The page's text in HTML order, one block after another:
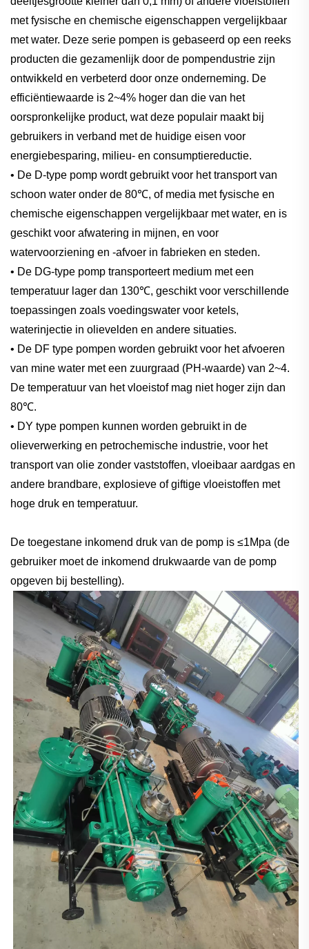
met fysische en chemische eigenschappen vergelijkbaar
met water. Deze serie pompen is gebaseerd op een reeks
producten die gezamenlijk door de pompendustrie zijn
ontwikkeld en verbeterd door onze onderneming. De
efficiëntiewaarde is 2~4% hoger dan die van het
oorspronkelijke product, wat deze populair maakt bij
gebruikers in verband met de huidige eisen voor
energiebesparing, milieu- en consumptiereductie.
• De D-type pomp wordt gebruikt voor het transport van
schoon water onder de 80℃, of media met fysische en
chemische eigenschappen vergelijkbaar met water, en is
geschikt voor afwatering in mijnen, en voor
watervoorziening en -afvoer in fabrieken en steden.
• De DG-type pomp transporteert medium met een
temperatuur lager dan 130℃, geschikt voor verschillende
toepassingen zoals voedingswater voor ketels,
waterinjectie in olievelden en andere situaties.
• De DF type pompen worden gebruikt voor het afvoeren
van mine water met een zuurgraad (PH-waarde) van 2~4.
De temperatuur van het vloeistof mag niet hoger zijn dan
80℃.
• DY type pompen kunnen worden gebruikt in de
olieverwerking en petrochemische industrie, voor het
transport van olie zonder vaststoffen, vloeibaar aardgas en
andere brandbare, explosieve of giftige vloeistoffen met
hoge druk en temperatuur.
De toegestane inkomend druk van de pomp is ≤1Mpa (de
gebruiker moet de inkomend drukwaarde van de pomp
opgeven bij bestelling).